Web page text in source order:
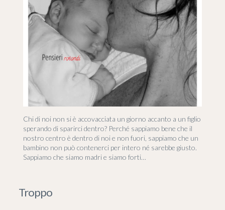
Chi di noi non si è accovacciata un giorno accanto a un figlio
sperando di sparirci dentro? Perché sappiamo bene che il
nostro centro è dentro di noi e non fuori, sappiamo che un
bambino non può contenerci per intero né sarebbe giusto.
Sappiamo che siamo madri e siamo forti…
Troppo